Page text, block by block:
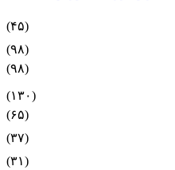
(۴۵)
(۹۸)
(۹۸)
(۱۳۰)
(۶۵)
(۳۷)
(۳۱)